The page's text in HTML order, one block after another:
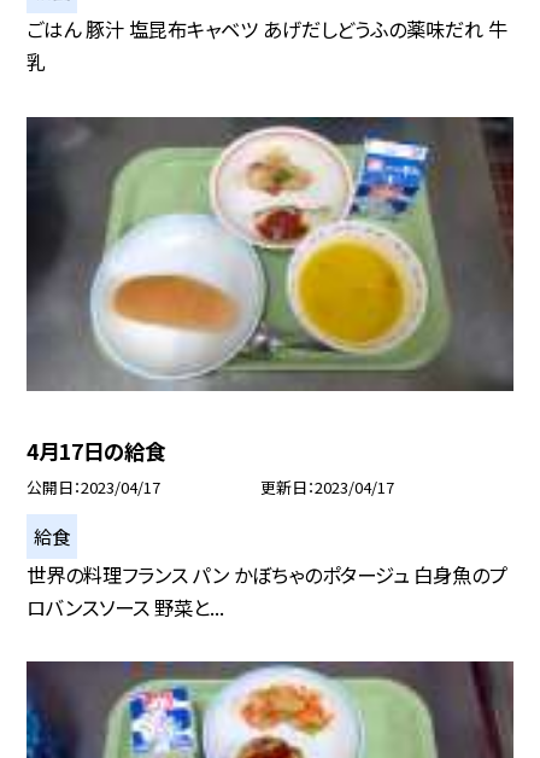
ごはん 豚汁 塩昆布キャベツ あげだしどうふの薬味だれ 牛
乳
4月17日の給食
公開日 2023/04/17 更新日 2023/04/17
給食
世界の料理フランス パン かぼちゃのポタージュ 白身魚のプ
ロバンスソース 野菜と...